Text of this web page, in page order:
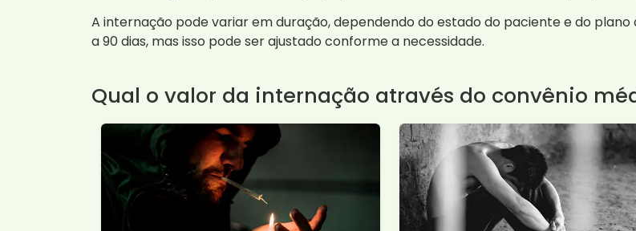
A internação pode variar em duração, dependendo do estado do paciente e do
a 90 dias, mas isso pode ser ajustado conforme a necessidade.
Qual o valor da internação através do convênio